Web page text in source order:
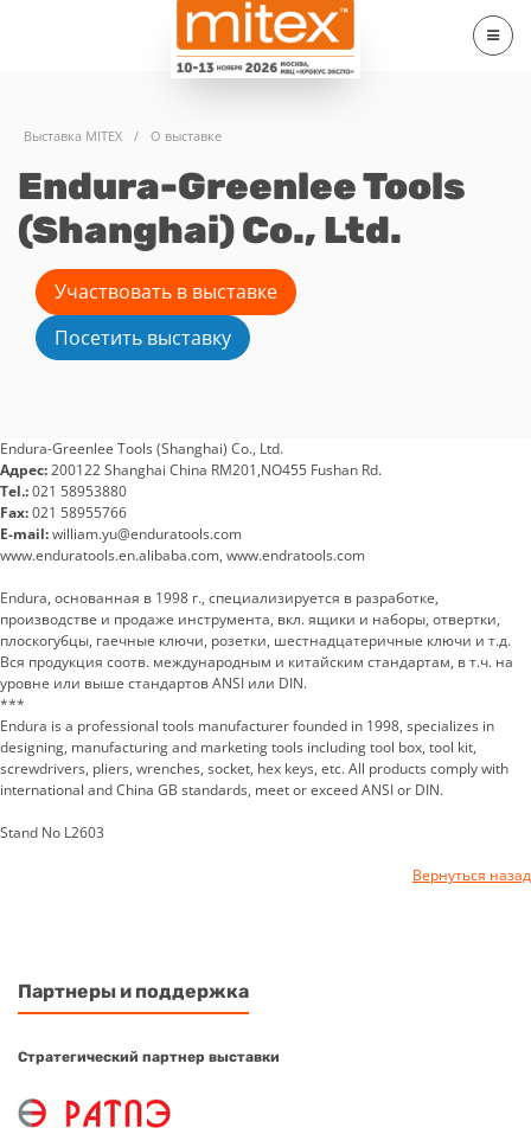
Выставка MITEX / О выставке
Endura-Greenlee Tools
(Shanghai) Co., Ltd.
Участвовать в выставке
Посетить выставку
Endura-Greenlee Tools (Shanghai) Co., Ltd.
Адрес:200122 Shanghai China RM201,NO455 Fushan Rd.
Tel.:021 58953880
Fax:021 58955766
E-mail:william.yu@enduratools.com
www.enduratools.en.alibaba.com, www.endratools.com
Endura, основанная в 1998 г., специализируется в разработке,
производстве и продаже инструмента, вкл. ящики и наборы, отвертки,
плоскогубцы, гаечные ключи, розетки, шестнадцатеричные ключи и т.д.
Вся продукция соотв. международным и китайским стандартам, в т.ч. на
уровне или выше стандартов ANSI или DIN.
***
Endura is a professional tools manufacturer founded in 1998, specializes in
designing, manufacturing and marketing tools including tool box, tool kit,
screwdrivers, pliers, wrenches, socket, hex keys, etc. All products comply with
international and China GB standards, meet or exceed ANSI or DIN.
Stand No L2603
Вернуться назад
Партнеры и поддержка
Стратегический партнер выставки